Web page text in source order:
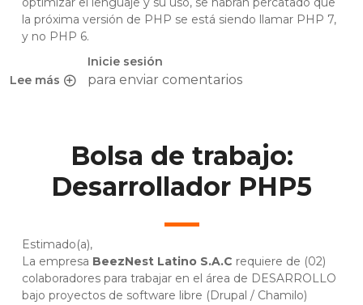
Lee más
sobre Porque PHP 7 y no PHP 6?
Inicie sesión
para enviar comentarios
la próxima versión de PHP se está siendo llamar PHP 7,
y no PHP 6.
Bolsa de trabajo:
Desarrollador PHP5
Estimado(a),
La empresa BeezNest Latino S.A.C requiere de (02)
colaboradores para trabajar en el área de DESARROLLO
bajo proyectos de software libre (Drupal / Chamilo)